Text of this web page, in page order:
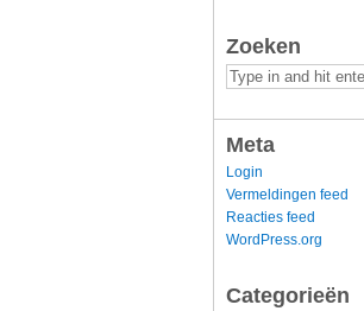
Zoeken
Meta
Login
Vermeldingen feed
Reacties feed
WordPress.org
Categorieën